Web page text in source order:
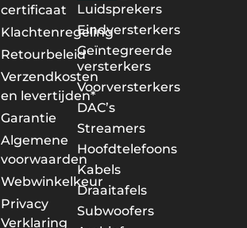
certificaat
Klachtenregeling
Retourbeleid
Verzendkosten
en levertijden*
Garantie
Algemene
voorwaarden
Webwinkelkeur
Privacy
Verklaring
Luidsprekers
Eindversterkers
Geïntegreerde
versterkers
Voorversterkers
DAC’s
Streamers
Hoofdtelefoons
Kabels
Draaitafels
Subwoofers